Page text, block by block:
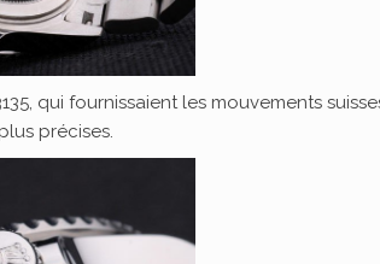
qui fournissaient les mouvements
précises.